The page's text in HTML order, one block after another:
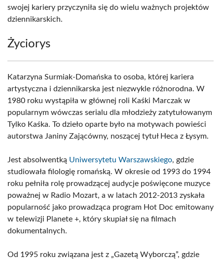
swojej kariery przyczyniła się do wielu ważnych projektów
dziennikarskich.
Życiorys
Katarzyna Surmiak-Domańska to osoba, której kariera
artystyczna i dziennikarska jest niezwykle różnorodna. W
1980 roku wystąpiła w głównej roli Kaśki Marczak w
popularnym wówczas serialu dla młodzieży zatytułowanym
Tylko Kaśka. To dzieło oparte było na motywach powieści
autorstwa Janiny Zającówny, noszącej tytuł Heca z Łysym.
Jest absolwentką Uniwersytetu Warszawskiego, gdzie
studiowała filologię romańską. W okresie od 1993 do 1994
roku pełniła rolę prowadzącej audycje poświęcone muzyce
poważnej w Radio Mozart, a w latach 2012-2013 zyskała
popularność jako prowadząca program Hot Doc emitowany
w telewizji Planete +, który skupiał się na filmach
dokumentalnych.
Od 1995 roku związana jest z „Gazetą Wyborczą”, gdzie